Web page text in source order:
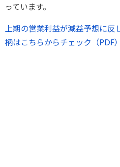
っています。
上期の営業利益が減益予想に反
柄はこちらからチェック（PDF）